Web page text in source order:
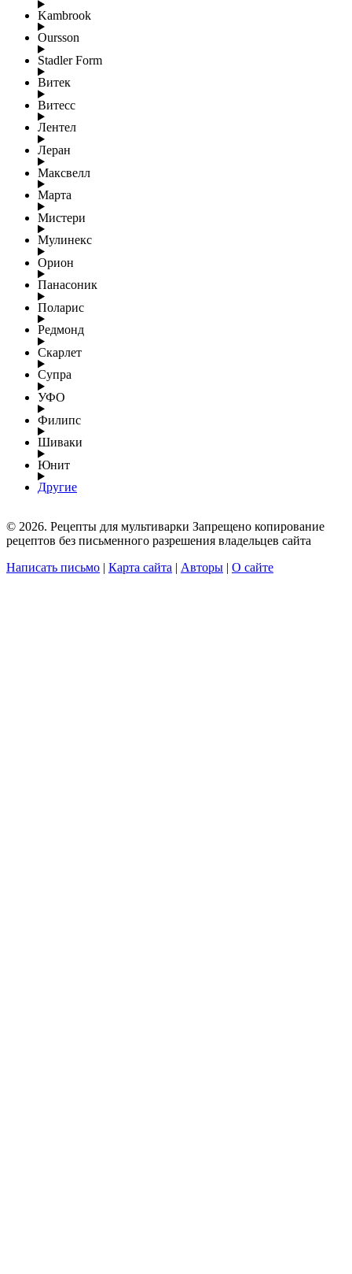
Kambrook
Oursson
Stadler Form
Витек
Витесс
Лентел
Леран
Максвелл
Марта
Мистери
Мулинекс
Орион
Панасоник
Поларис
Редмонд
Скарлет
Супра
УФО
Филипс
Шиваки
Юнит
Другие
© 2026. Рецепты для мультиварки Запрещено копирование
рецептов без письменного разрешения владельцев сайта
Написать письмо | Карта сайта | Авторы | О сайте